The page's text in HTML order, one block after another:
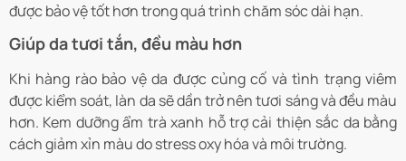
được bảo vệ tốt hơn trong quá trình chăm sóc dài hạn.
Giúp da tươi tắn, đều màu hơn
Khi hàng rào bảo vệ da được củng cố và tình trạng viêm
được kiểm soát, làn da sẽ dần trở nên tươi sáng và đều màu
hơn. Kem dưỡng ẩm trà xanh hỗ trợ cải thiện sắc da bằng
cách giảm xỉn màu do stress oxy hóa và môi trường.